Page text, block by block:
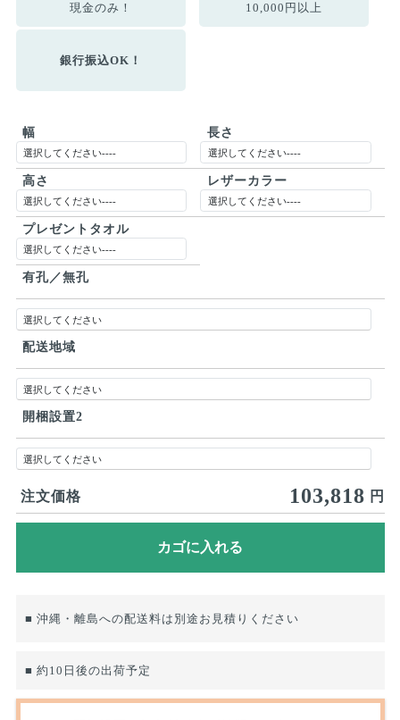
現金のみ！
10,000円以上
銀行振込OK！
幅 長さ
高さ レザーカラー
プレゼントタオル
有孔／無孔
配送地域
開梱設置2
注文価格 103,818 円
■ 沖縄・離島への配送料は別途お見積りください
■ 約10日後の出荷予定